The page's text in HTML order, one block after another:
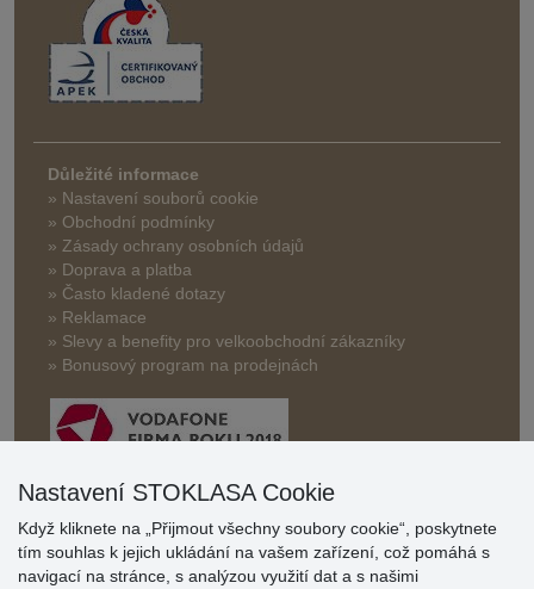
Důležité informace
» Nastavení souborů cookie
» Obchodní podmínky
» Zásady ochrany osobních údajů
» Doprava a platba
» Často kladené dotazy
» Reklamace
» Slevy a benefity pro velkoobchodní zákazníky
» Bonusový program na prodejnách
Hodnocení
zákazníků
Nastavení STOKLASA Cookie
Když kliknete na „Přijmout všechny soubory cookie“, poskytnete
tím souhlas k jejich ukládání na vašem zařízení, což pomáhá s
navigací na stránce, s analýzou využití dat a s našimi